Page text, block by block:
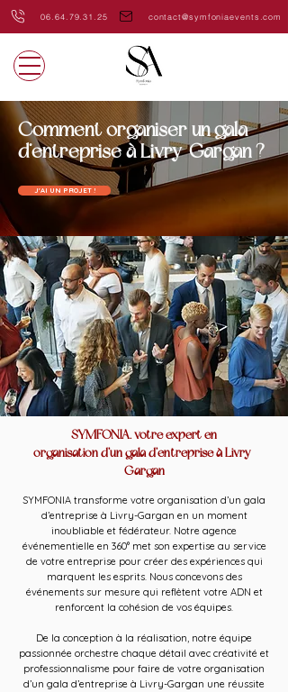
06.64.79.31.25 contact@symfoniaevents.com
Comment organiser un gala
d’entreprise à Livry-Gargan ?
J'AI UN PROJET !
SYMFONIA, votre expert en
organisation d’un gala d’entreprise à Livry-
Gargan
SYMFONIA transforme votre organisation d’un gala
d’entreprise à Livry-Gargan en un moment
inoubliable et fédérateur. Notre agence
événementielle en 360° met son expertise au service
de votre entreprise pour créer des expériences qui
marquent les esprits. Nous concevons des
événements sur mesure qui reflètent votre ADN et
renforcent la cohésion de vos équipes.
De la conception à la réalisation, notre équipe
passionnée orchestre chaque détail avec créativité et
professionnalisme pour faire de votre organisation
d’un gala d’entreprise à Livry-Gargan une réussite